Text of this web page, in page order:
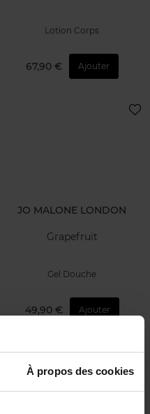
À propos des cookies
Lotion Corps
67,90 € Ajouter
JO MALONE LONDON
Grapefruit
Gel Douche
49,90 € Ajouter